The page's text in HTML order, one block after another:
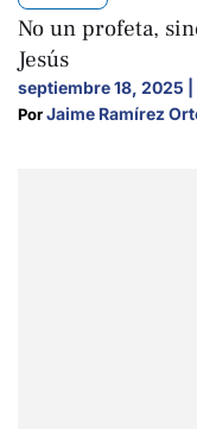
No un profeta,
Jesús
septiembre 18, 2025
Por Jaime Ramírez